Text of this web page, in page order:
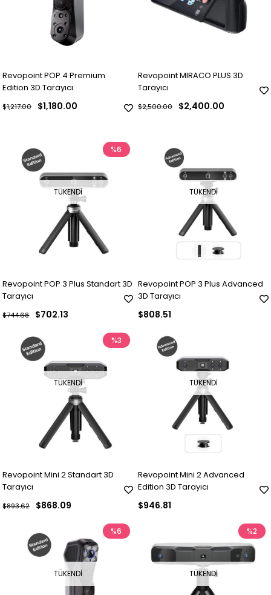
Revopoint POP 4 Premium
Edition 3D Tarayıcı
$1,180.00
$1,217.00
Revopoint MIRACO PLUS 3D
Tarayıcı
$2,400.00
$2,500.00
TÜKENDI
Revopoint POP 3 Plus Standart 3D
Tarayıcı
$702.13
$744.68
%6
TÜKENDI
Revopoint POP 3 Plus Advanced
3D Tarayıcı
$808.51
TÜKENDI
Revopoint Mini 2 Standart 3D
Tarayıcı
$868.09
$893.62
%3
TÜKENDI
Revopoint Mini 2 Advanced
Edition 3D Tarayıcı
$946.81
TÜKENDI
%6
TÜKENDI
%2